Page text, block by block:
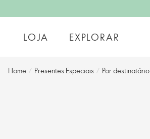
LOJA EXPLORAR
Home / Presentes Especiais / Por destinatário